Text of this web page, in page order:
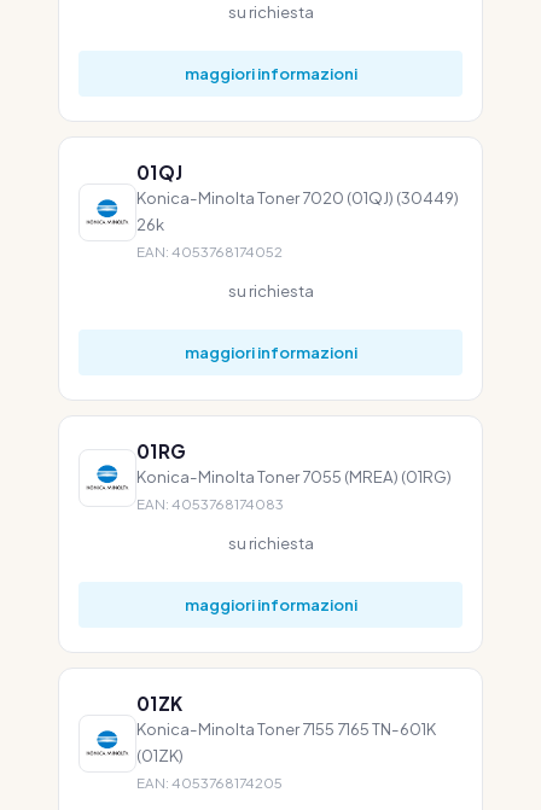
su richiesta
maggiori informazioni
01QJ
Konica-Minolta Toner 7020 (01QJ) (30449)
26k
EAN: 4053768174052
su richiesta
maggiori informazioni
01RG
Konica-Minolta Toner 7055 (MREA) (01RG)
EAN: 4053768174083
su richiesta
maggiori informazioni
01ZK
Konica-Minolta Toner 7155 7165 TN-601K
(01ZK)
EAN: 4053768174205